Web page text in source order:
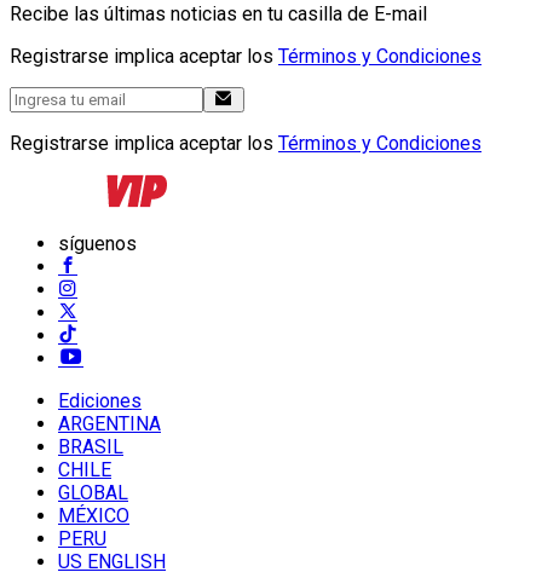
Recibe las últimas noticias en tu casilla de E-mail
Registrarse implica aceptar los Términos y Condiciones
Registrarse implica aceptar los Términos y Condiciones
síguenos
Ediciones
ARGENTINA
BRASIL
CHILE
GLOBAL
MÉXICO
PERU
US ENGLISH